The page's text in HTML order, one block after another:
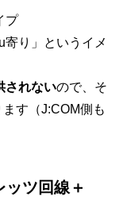
プ
寄り」というイメ
されないので、そ
す（J:COM側も
ツ回線＋